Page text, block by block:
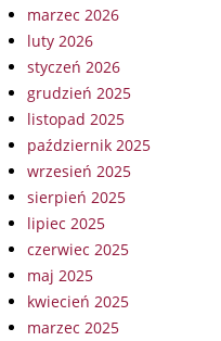
marzec 2026
luty 2026
styczeń 2026
grudzień 2025
listopad 2025
październik 2025
wrzesień 2025
sierpień 2025
lipiec 2025
czerwiec 2025
maj 2025
kwiecień 2025
marzec 2025